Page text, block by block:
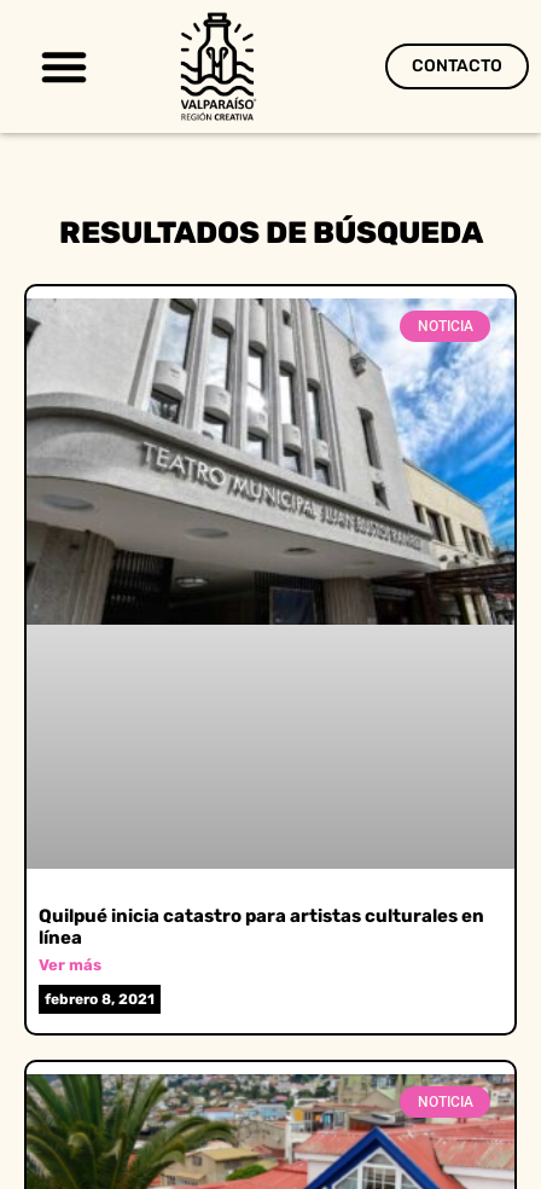
CONTACTO
RESULTADOS DE BÚSQUEDA
NOTICIA
Quilpué inicia catastro para artistas culturales en
línea
Ver más
febrero 8, 2021
NOTICIA